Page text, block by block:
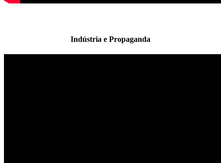
Indústria e Propaganda